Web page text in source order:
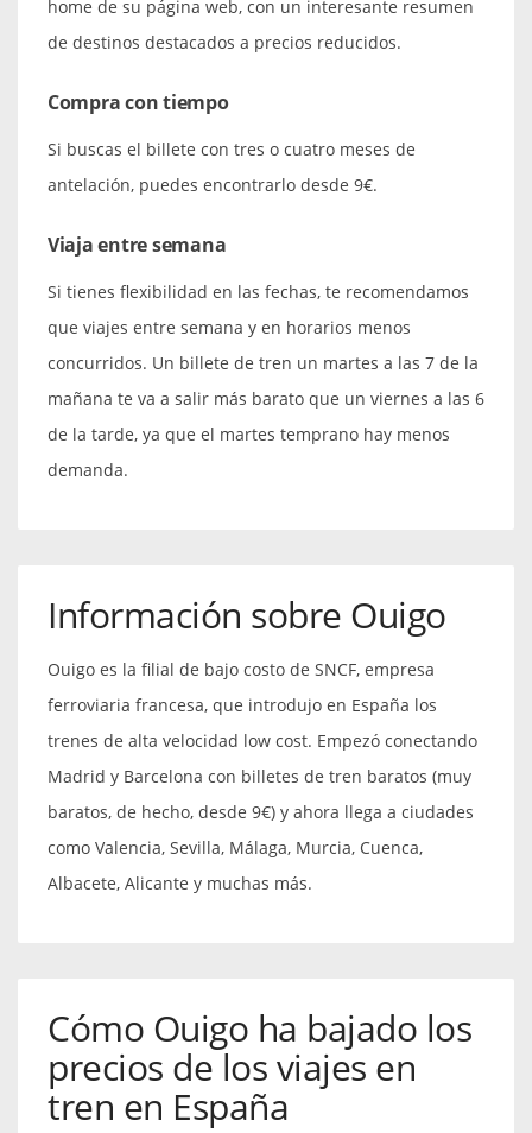
home de su página web, con un interesante resumen
de destinos destacados a precios reducidos.
Compra con tiempo
Si buscas el billete con tres o cuatro meses de
antelación, puedes encontrarlo desde 9€.
Viaja entre semana
Si tienes flexibilidad en las fechas, te recomendamos
que viajes entre semana y en horarios menos
concurridos. Un billete de tren un martes a las 7 de la
mañana te va a salir más barato que un viernes a las 6
de la tarde, ya que el martes temprano hay menos
demanda.
Información sobre Ouigo
Ouigo es la filial de bajo costo de SNCF, empresa
ferroviaria francesa, que introdujo en España los
trenes de alta velocidad low cost. Empezó conectando
Madrid y Barcelona con billetes de tren baratos (muy
baratos, de hecho, desde 9€) y ahora llega a ciudades
como Valencia, Sevilla, Málaga, Murcia, Cuenca,
Albacete, Alicante y muchas más.
Cómo Ouigo ha bajado los
precios de los viajes en
tren en España